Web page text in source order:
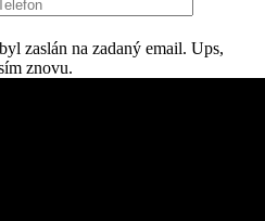
zaslán na zadaný email. Ups,
znovu.